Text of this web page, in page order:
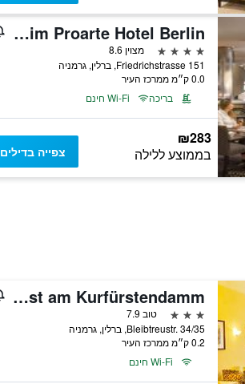
Maritim Proarte Hotel Berlin
4 כוכבים
מצוין 8.6
Friedrichstrasse 151, ברלין, גרמניה
0.0 ק״מ ממרכז העיר
בריכה
Wi-Fi חינם
₪283
בממוצע ללילה צפייה בדילים
Kurfürst am Kurfürstendamm
3 כוכבים
טוב 7.9
Bleibtreustr. 34/35, ברלין, גרמניה
0.2 ק״מ ממרכז העיר
Wi-Fi חינם